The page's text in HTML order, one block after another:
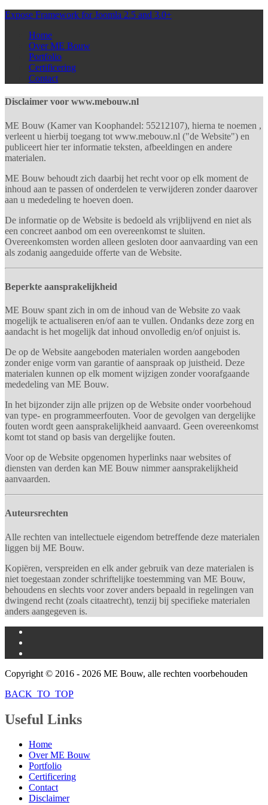
Expose Framework for Joomla 2.5 and 3.0+
Home
Over ME Bouw
Portfolio
Certificering
Contact
Disclaimer voor www.mebouw.nl
ME Bouw (Kamer van Koophandel: 55212107), hierna te noemen ,
verleent u hierbij toegang tot www.mebouw.nl ("de Website") en
publiceert hier ter informatie teksten, afbeeldingen en andere
materialen.
ME Bouw behoudt zich daarbij het recht voor op elk moment de
inhoud aan te passen of onderdelen te verwijderen zonder daarover
aan u mededeling te hoeven doen.
De informatie op de Website is bedoeld als vrijblijvend en niet als
een concreet aanbod om een overeenkomst te sluiten.
Overeenkomsten worden alleen gesloten door aanvaarding van een
als zodanig aangeduide offerte van de Website.
Beperkte aansprakelijkheid
ME Bouw spant zich in om de inhoud van de Website zo vaak
mogelijk te actualiseren en/of aan te vullen. Ondanks deze zorg en
aandacht is het mogelijk dat inhoud onvolledig en/of onjuist is.
De op de Website aangeboden materialen worden aangeboden
zonder enige vorm van garantie of aanspraak op juistheid. Deze
materialen kunnen op elk moment wijzigen zonder voorafgaande
mededeling van ME Bouw.
In het bijzonder zijn alle prijzen op de Website onder voorbehoud
van type- en programmeerfouten. Voor de gevolgen van dergelijke
fouten wordt geen aansprakelijkheid aanvaard. Geen overeenkomst
komt tot stand op basis van dergelijke fouten.
Voor op de Website opgenomen hyperlinks naar websites of
diensten van derden kan ME Bouw nimmer aansprakelijkheid
aanvaarden.
Auteursrechten
Alle rechten van intellectuele eigendom betreffende deze materialen
liggen bij ME Bouw.
Kopiëren, verspreiden en elk ander gebruik van deze materialen is
niet toegestaan zonder schriftelijke toestemming van ME Bouw,
behoudens en slechts voor zover anders bepaald in regelingen van
dwingend recht (zoals citaatrecht), tenzij bij specifieke materialen
anders aangegeven is.
Copyright © 2016 - 2026 ME Bouw, alle rechten voorbehouden
BACK_TO_TOP
Useful Links
Home
Over ME Bouw
Portfolio
Certificering
Contact
Disclaimer